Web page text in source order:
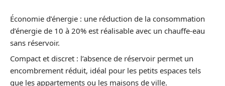
Économie d’énergie : une réduction de la consommation
d’énergie de 10 à 20% est réalisable avec un chauffe-eau
sans réservoir.
Compact et discret : l’absence de réservoir permet un
encombrement réduit, idéal pour les petits espaces tels
que les appartements ou les maisons de ville.